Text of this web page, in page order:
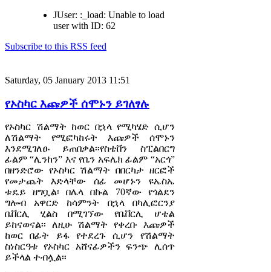
JUser: :_load: Unable to load
user with ID: 62
Subscribe to this RSS feed
Saturday, 05 January 2013 11:51
የኦስካር እጩዎች ሰሞኑን ይገለፃሉ
የኦስካር ሽልማት ከወር በኋላ የሚካሄድ ሲሆን
ለሽልማት የሚፎካከሩት እጩዎች ሰሞኑን
እንደሚገለፁ ይጠበቃል፡፡የስቴቨን ስፒልበርግ
ፊልም “ሊንከን” እና የቤን አፍሌክ ፊልም “አርጎ”
በዘንድሮው የኦስካር ሽልማት በበርካታ ዘርፎች
የመታጨት እድላቸው ሰፊ መሆኑን ዩኤስኤ
ቱዴይ ዘግቧል፡ በሌላ በኩል 70ኛው የጎልደን
ግሎብ አዋርድ ከሳምንት በኋላ በካሊፎርንያ
ቤቨርሊ ሂልስ በሚገኘው የቤቨርሊ ሆቴል
ይከናወናል፡፡ ለዚሁ ሽልማት የቀረቡ እጩዎች
ከወር በፊት ይፋ የተደረጉ ሲሆን የሽልማት
ስነስርዓቱ የኦስካር አሸናፊዎችን ፍንጭ ሊሰጥ
ይችላል ተብሏል፡፡